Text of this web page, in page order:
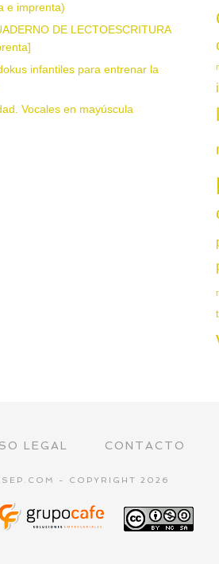
e imprenta)
DE LECTOESCRITURA
infantiles para entrenar la
Vocales en mayúscula
LEGAL CONTACTO
- COPYRIGHT 2026